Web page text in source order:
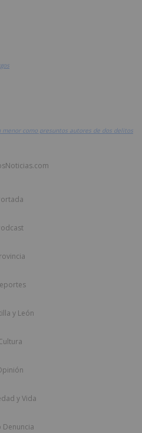
menor como presuntos autores de dos delitos
y León
y Vida
Denuncia